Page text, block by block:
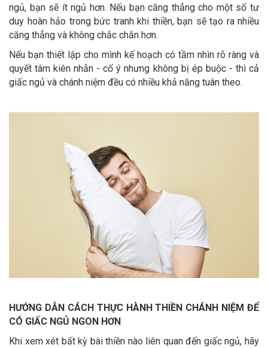
ngủ, bạn sẽ ít ngủ hơn. Nếu bạn căng thẳng cho một số tư
duy hoàn hảo trong bức tranh khi thiền, bạn sẽ tạo ra nhiều
căng thẳng và không chắc chắn hơn.
Nếu bạn thiết lập cho mình kế hoạch có tầm nhìn rõ ràng và
quyết tâm kiên nhẫn - cố ý nhưng không bị ép buộc - thì cả
giấc ngủ và chánh niệm đều có nhiều khả năng tuân theo.
HƯỚNG DẪN CÁCH THỰC HÀNH THIỀN CHÁNH NIỆM ĐỂ
CÓ GIẤC NGỦ NGON HƠN
Khi xem xét bất kỳ bài thiền nào liên quan đến giấc ngủ, hãy